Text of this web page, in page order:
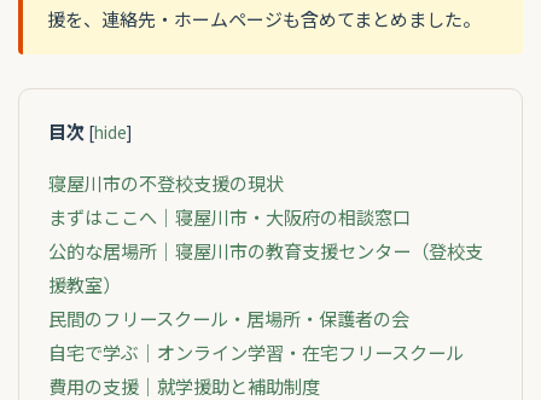
援を、連絡先・ホームページも含めてまとめました。
目次 [hide]
寝屋川市の不登校支援の現状
まずはここへ｜寝屋川市・大阪府の相談窓口
公的な居場所｜寝屋川市の教育支援センター（登校支
援教室）
民間のフリースクール・居場所・保護者の会
自宅で学ぶ｜オンライン学習・在宅フリースクール
費用の支援｜就学援助と補助制度